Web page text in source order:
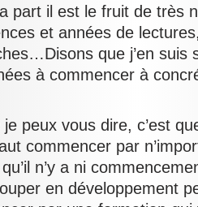
part il est le fruit de très
et années de
que j’en suis
à commencer à
je peux vous dire, c’est
commencer par
n’y a ni
en développement